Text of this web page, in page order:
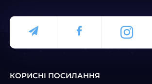
КОРИСНІ ПОСИЛАННЯ